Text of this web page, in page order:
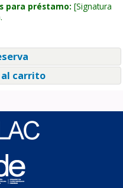
para préstamo: Signatura
carrito